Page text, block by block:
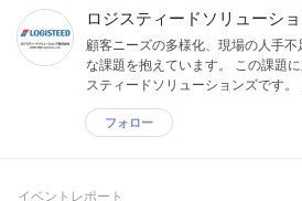
ロジスティードソリューシ
顧客ニーズの多様化、現場の人手
な課題を抱えています。 この課題
スティードソリューションズです。
フォロー
イベントレポート